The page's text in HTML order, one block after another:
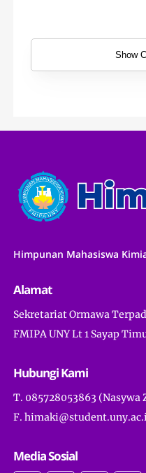
Show
Himpunan Mahasiswa
Alamat
Sekretariat Ormawa
FMIPA UNY Lt 1 Sayap
Hubungi Kami
T. 085728053863 (Nasywa
F.
Media Sosial